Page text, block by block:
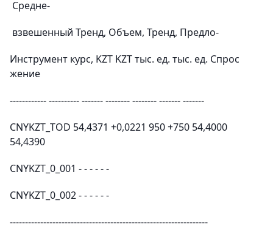
Средне-
взвешенный Тренд, Объем, Тренд, Предло-
Инструмент курс, KZT KZT тыс. ед. тыс. ед. Спрос
жение
------------ ---------- ------- -------- -------- ------- -------
CNYKZT_TOD 54,4371 +0,0221 950 +750 54,4000
54,4390
CNYKZT_0_001 - - - - - -
CNYKZT_0_002 - - - - - -
-----------------------------------------------------------------